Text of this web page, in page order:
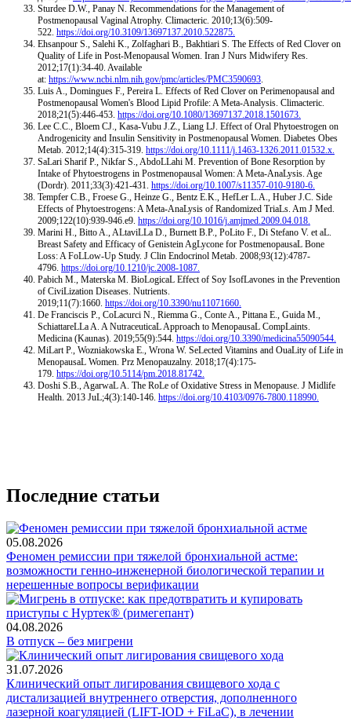
Sturdee D.W., Panay N. Recommendations for the Management of
Postmenopausal Vaginal Atrophy. Climacteric. 2010;13(6):509-
522. https://doi.org/10.3109/13697137.2010.522875.
Ehsanpour S., Salehi K., Zolfaghari B., Bakhtiari S. The Effects of Red Clover on
Quality of Life in Post-Menopausal Women. Iran J Nurs Midwifery Res.
2012;17(1):34-40. Available
at: https://www.ncbi.nlm.nih.gov/pmc/articles/PMC3590693
Luis A., Domingues F., Pereira L. Effects of Red Clover on Perimenopausal and
Postmenopausal Women's Blood Lipid Profile: A Meta-Analysis. Climacteric.
2018;21(5):446-453. https://doi.org/10.1080/13697137.2018.1501673.
Lee C.C., Bloem CJ., Kasa-Vubu J.Z., Liang LJ. Effect of Oral Phytoestrogen on
Androgenicity and Insulin Sensitivity in Postmenopausal Women. Diabetes Obes
Metab. 2012;14(4):315-319. https://doi.org/10.1111/j.1463-1326.2011.01532.x.
SaLari Sharif P., Nikfar S., AbdoLLahi M. Prevention of Bone Resorption by
Intake of Phytoestrogens in Postmenopausal Women: A Meta-AnaLysis. Age
(Dordr). 2011;33(3):421-431. https://doi.org/10.1007/s11357-010-9180-6.
Tempfer C.B., Froese G., Heinze G., Bentz E.K., HefLer L.A., Huber J.C. Side
Effects of Phytoestrogens: A Meta-AnaLysis of Randomized TriaLs. Am J Med.
2009;122(10):939-946.e9. https://doi.org/10.1016/j.amjmed.2009.04.018.
Marini H., Bitto A., ALtaviLLa D., Burnett B.P., PoLito F., Di Stefano V. et aL.
Breast Safety and Efficacy of Genistein AgLycone for PostmenopausaL Bone
Loss: A FoLLow-Up Study. J Clin Endocrinol Metab. 2008;93(12):4787-
4796. https://doi.org/10.1210/jc.2008-1087.
Pabich M., Materska M. BioLogicaL Effect of Soy IsofLavones in the Prevention
of CiviLization Diseases. Nutrients.
2019;11(7):1660. https://doi.org/10.3390/nu11071660.
De Franciscis P., CoLacurci N., Riemma G., Conte A., Pittana E., Guida M.,
SchiattareLLa A. A NutraceuticaL Approach to MenopausaL CompLaints.
Medicina (Kaunas). 2019;55(9):544. https://doi.org/10.3390/medicina55090544.
MiLart P., Wozniakowska E., Wrona W. SeLected Vitamins and OuaLity of Life in
MenopausaL Women. Prz Menopauzalny. 2018;17(4):175-
179. https://doi.org/10.5114/pm.2018.81742.
Doshi S.B., AgarwaL A. The RoLe of Oxidative Stress in Menopause. J Midlife
Health. 2013 JuL;4(3):140-146. https://doi.org/10.4103/0976-7800.118990.
Последние статьи
05.08.2026
Феномен ремиссии при тяжелой бронхиальной астме:
возможности генно-инженерной биологической терапии и
нерешенные вопросы верификации
04.08.2026
В отпуск – без мигрени
31.07.2026
Клинический опыт лигирования свищевого хода с
дистализацией внутреннего отверстия, дополненного
лазерной коагуляцией (LIFT-IOD + FiLaC), в лечении